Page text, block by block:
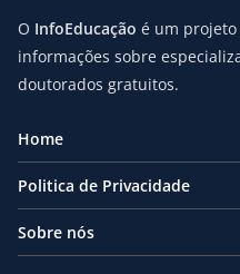
O InfoEducação é um
informações sobre
doutorados gratuitos.
Home
Politica de Privacidade
Sobre nós